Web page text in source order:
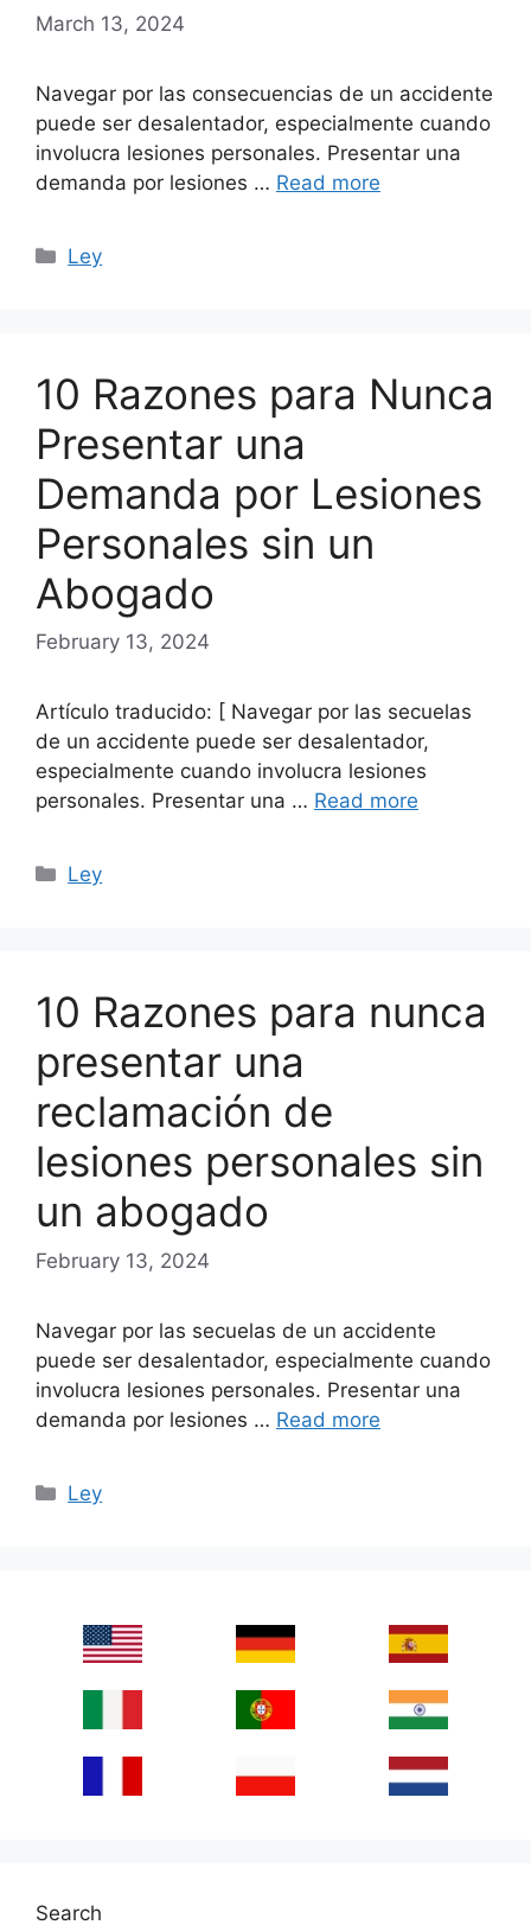
March 13, 2024
Navegar por las consecuencias de un accidente
puede ser desalentador, especialmente cuando
involucra lesiones personales. Presentar una
demanda por lesiones … Read more
Categories
Ley
10 Razones para Nunca
Presentar una
Demanda por Lesiones
Personales sin un
Abogado
February 13, 2024
Artículo traducido: [ Navegar por las secuelas
de un accidente puede ser desalentador,
especialmente cuando involucra lesiones
personales. Presentar una … Read more
Categories
Ley
10 Razones para nunca
presentar una
reclamación de
lesiones personales sin
un abogado
February 13, 2024
Navegar por las secuelas de un accidente
puede ser desalentador, especialmente cuando
involucra lesiones personales. Presentar una
demanda por lesiones … Read more
Categories
Ley
Search